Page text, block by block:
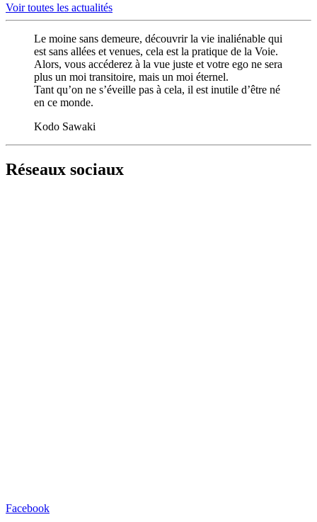
Voir toutes les actualités
Le moine sans demeure, découvrir la vie inaliénable qui
est sans allées et venues, cela est la pratique de la Voie.
Alors, vous accéderez à la vue juste et votre ego ne sera
plus un moi transitoire, mais un moi éternel.
Tant qu’on ne s’éveille pas à cela, il est inutile d’être né
en ce monde.
Kodo Sawaki
Réseaux sociaux
Facebook